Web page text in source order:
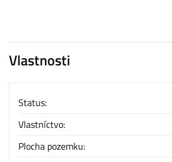
Vlastnosti
Status:
Vlastníctvo:
Plocha pozemku: